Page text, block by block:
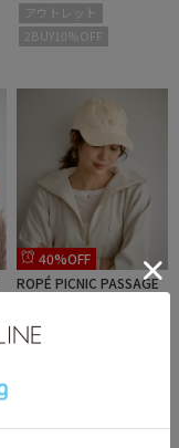
アウトレット
2BUY10%OFF
40%OFF
ROPÉ PICNIC PASSAGE
ロゴキャップ
¥1,973